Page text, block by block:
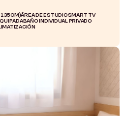
135CM)ÁREA DE ESTUDIOSMART TV
BAÑO INDIVIDUAL PRIVADO